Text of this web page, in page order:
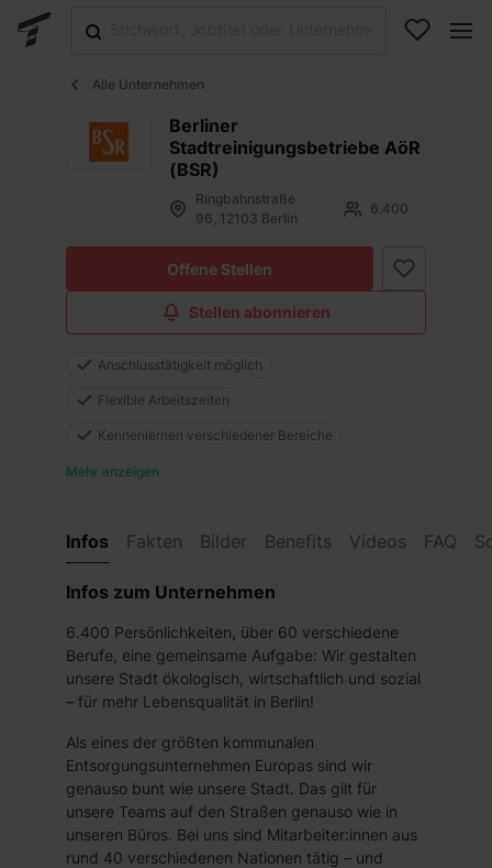
Alle Unternehmen
Berliner
Stadtreinigungsbetriebe AöR
(BSR)
Ringbahnstraße
96, 12103 Berlin
6.400
Offene Stellen
Stellen abonnieren
Anschlusstätigkeit möglich
Flexible Arbeitszeiten
Kennenlernen verschiedener Bereiche
Mehr anzeigen
Infos Fakten Bilder Benefits Videos FAQ
Infos zum Unternehmen
6.400 Persönlichkeiten, über 60 verschiedene
Berufe, eine gemeinsame Aufgabe: Wir gestalten
unsere Stadt ökologisch, wirtschaftlich und sozial
– für mehr Lebensqualität in Berlin!
Als eines der größten kommunalen
Entsorgungsunternehmen Europas sind wir
genauso bunt wie unsere Stadt. Das gilt für
unsere Teams auf den Straßen genauso wie in
unseren Büros. Bei uns sind Mitarbeiter:innen aus
rund 40 verschiedenen Nationen tätig – und